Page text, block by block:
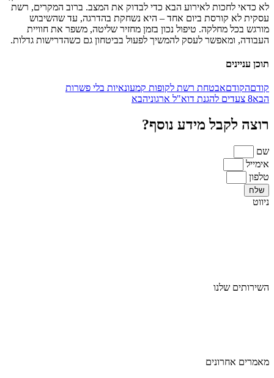
לא כדאי לחכות לאירוע הבא כדי לבדוק את המצב. ברוב המקרים, רשת
עסקית לא קורסת ביום אחד – היא נשחקת בהדרגה, עד שהשיבוש
מורגש בכל מחלקה. טיפול נכון בזמן מחזיר שליטה, משפר את חוויית
העבודה, ומאפשר לעסק להמשיך לפעול בביטחון גם כשהדרישות גדלות.
תוכן עניינים
קודםהקודםאבטחת רשת לקופות קמעונאיות בלי פשרות
הבא8 צעדים להגנת דוא"ל ארגוני הבא
רוצה לקבל מידע נוסף?
שם
אימייל
טלפון
שלח
ניווט
השירותים שלנו
מאמרים אחרונים